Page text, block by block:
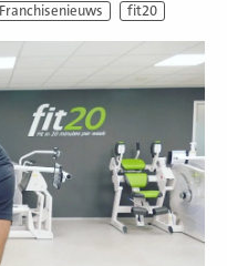
Franchisenieuws fit20